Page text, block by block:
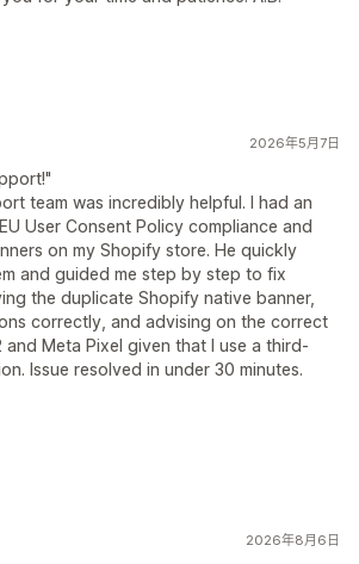
2026年5月7日
team was incredibly helpful. I had an
User Consent Policy compliance and
on my Shopify store. He quickly
and guided me step by step to fix
the duplicate Shopify native banner,
correctly, and advising on the correct
and Meta Pixel given that I use a third-
Issue resolved in under 30 minutes.
2026年8月6日